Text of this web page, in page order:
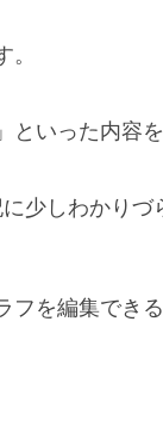
といった内容
少しわかりづ
フを編集でき